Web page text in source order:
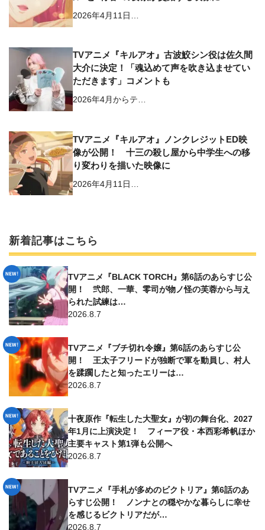
2026年4月11日…
TVアニメ『キルアオ』古波鮫シン役は佐久間
大介に決定！「魂込めて声を吹き込ませてい
ただきます」コメントも
2026年4月からテ…
TVアニメ『キルアオ』ノンクレジットED映
像が公開！ 十三の殺し屋から中学生への移
り変わりを描いた映像に
2026年4月11日…
新着記事はこちら
TVアニメ『BLACK TORCH』第6話のあらすじ公
開！ 弐郎、一華、零司が物ノ怪の芙蓉から与え
られた試練は…
2026.8.7
TVアニメ『ブチ切れ令嬢』第6話のあらすじ公
開！ 王太子フリードが独断で軍を動員し、村人
を蹂躙したと知ったエリーは…
2026.8.7
十夜原作『転生した大聖女』が初の舞台化、2027
年1月に上演決定！ フィーア役・本西彩希帆ほか
主要キャスト第1弾も公開へ
2026.8.7
TVアニメ『手札が多めのビクトリア』第6話のあ
らすじ公開！ ノンナとの穏やかな暮らしに幸せ
を感じるビクトリアだが…
2026.8.7